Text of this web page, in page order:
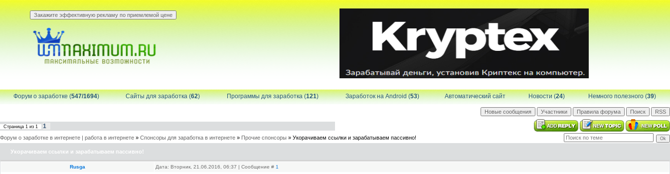
Форум о заработке (547/1694) Сайты для заработка (62) Программы для заработка (121) Заработок на Android (53) Автоматический сайт Новости (24) Немного полезного (39)
Страница 1 из 1 1
Форум о заработке в интернете | работа в интернете » Спонсоры для заработка в интернете » Прочие спонсоры » Укорачиваем ссылки и зарабатываем пассивно!
Укорачиваем ссылки и зарабатываем пассивно!
Rusga Дата: Вторник, 21.06.2016, 06:37 | Сообщение # 1